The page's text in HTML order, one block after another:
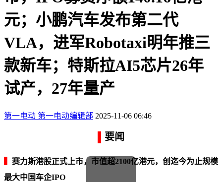
元；小鹏汽车发布第二代
VLA，进军Robotaxi明年推三
款新车；特斯拉AI5芯片26年
试产，27年量产
第一电动 第一电动编辑部 2025-11-06 06:46
要闻
赛力斯港股正式上市，市值超2100亿港元，创迄今为止规模
最大中国车企IPO